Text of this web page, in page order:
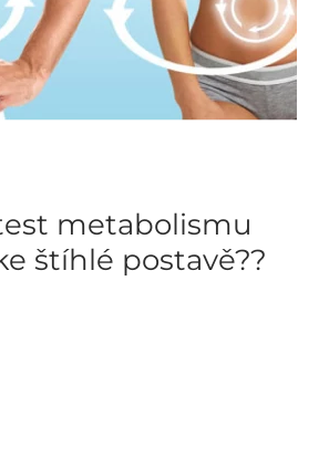
metabolismu
štíhlé postavě??